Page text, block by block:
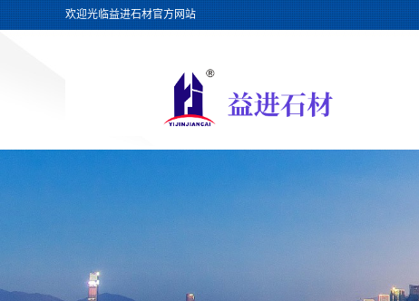
欢迎光临益进石材官方网站